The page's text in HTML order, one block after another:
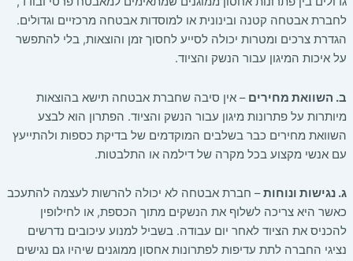
לחברת אבטחה קטנה ובינונית או למוסדות אבטחה מרכזיים וגדולים.
הגדרת צרכים ומטרות יכולה לסייע לחסוך זמן והוצאות, בלי להתפשר
על איכות המיגון עבור הנשק והציוד.
ב. השוואת מחירים – אין סיבה שחברת אבטחה תישא בהוצאות
מיותרות על פתרונות מיגון עבור הנשק והציוד. הפתרון הוא לבצע
השוואת מחירים כבר בשלבים המוקדמים של בדיקת כספות ולהתייעץ
עם אנשי מקצוע בכל מקרה של דילמה או התלבטות.
ג. נגישות ונוחות– חברת אבטחה לא יכולה להרשות לעצמה להתעכב
כאשר היא צריכה לשלוף את הנשקים מתוך הכספת, או לחילופין
להכניס את הציוד לאחר יום עבודה. בשביל למנוע עיכובים נדרשים
נציגי החברה לתת עדיפות לפתרונות אחסון ממוגנים שיהיו גם נגישים